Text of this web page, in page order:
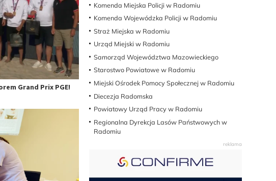
Grand Prix PGE!
Komenda Miejska Policji w Radomiu
Komenda Wojewódzka Policji w Radomiu
Straż Miejska w Radomiu
Urząd Miejski w Radomiu
Samorząd Województwa Mazowieckiego
Starostwo Powiatowe w Radomiu
Miejski Ośrodek Pomocy Społecznej w Radomiu
Diecezja Radomska
Powiatowy Urząd Pracy w Radomiu
Regionalna Dyrekcja Lasów Państwowych w
Radomiu